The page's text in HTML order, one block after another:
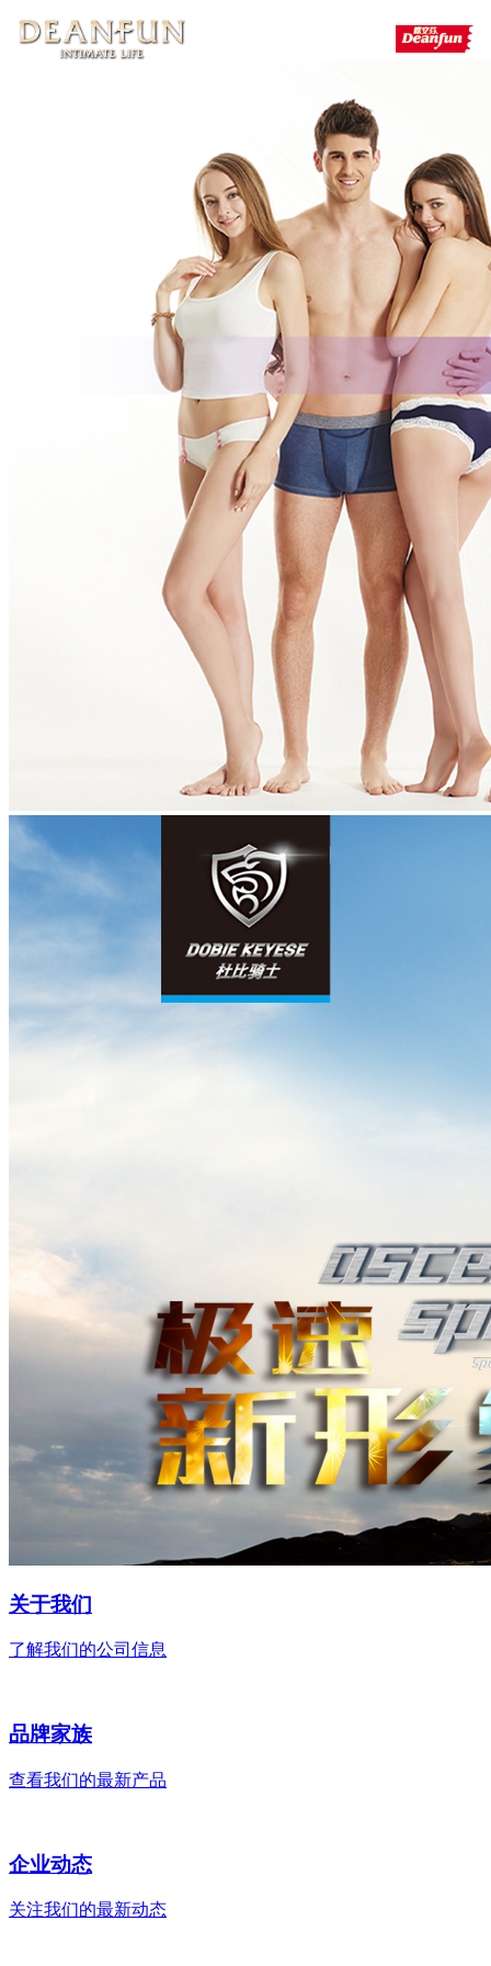
关于我们
了解我们的公司信息
品牌家族
查看我们的最新产品
企业动态
关注我们的最新动态